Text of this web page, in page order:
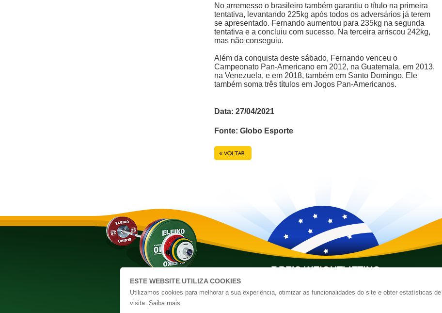
No arremesso o brasileiro também garantiu o título na primeira
tentativa, levantando 225kg após todos os adversários já terem
se apresentado. Fernando aumentou para 235kg na segunda
tentativa e a concluiu com sucesso. Na terceira arriscou 242kg,
mas não conseguiu.
Além da conquista deste sábado, Fernando venceu o
Campeonato Pan-Americano em 2012, na Guatemala, em 2013,
na Venezuela, e em 2018, também em Santo Domingo. Ele
também soma três títulos em Jogos Pan-Americanos.
Data: 27/04/2021
Fonte: Globo Esporte
Voltar
F.REIS WEIGHTLIFTING
Whatsapp:+1 (305) 799-3299 |E-mail Assessoria:freis@freis.net.br
ESTE WEBSITE UTILIZA COOKIES
Utilizamos cookies para melhorar a sua experiência, otimizar as funcionalidades do site e obter estatísticas de
visita. Saiba mais.